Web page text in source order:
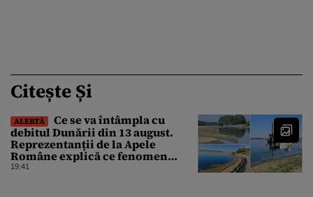
Citește Și
ALERTĂ
Ce se va întâmpla cu
debitul Dunării din 13 august.
Reprezentanții de la Apele
Române explică ce fenomen
urmează
19:41